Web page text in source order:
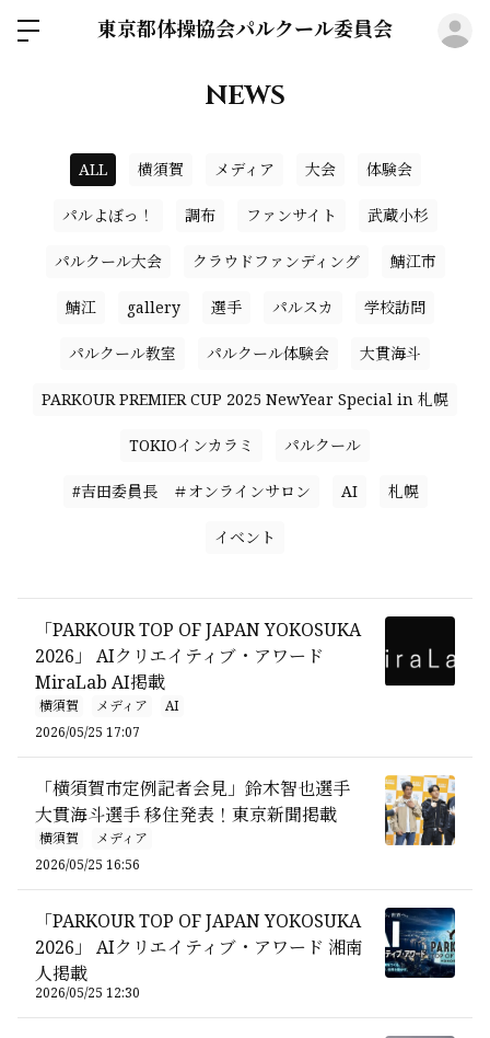
東京都体操協会パルクール委員会
NEWS
ALL 横須賀 メディア 大会 体験会
パルよぼっ！ 調布 ファンサイト 武蔵小杉
パルクール大会 クラウドファンディング 鯖江市
鯖江 gallery 選手 パルスカ 学校訪問
パルクール教室 パルクール体験会 大貫海斗
PARKOUR PREMIER CUP 2025 NewYear Special in 札幌
TOKIOインカラミ パルクール
#吉田委員長 ＃オンラインサロン AI 札幌
イベント
「PARKOUR TOP OF JAPAN YOKOSUKA
2026」 AIクリエイティブ・アワード
MiraLab AI掲載
横須賀 メディア
AI
2026/05/25 17:07
「横須賀市定例記者会見」鈴木智也選手
大貫海斗選手 移住発表！東京新聞掲載
横須賀
メディア
2026/05/25 16:56
「PARKOUR TOP OF JAPAN YOKOSUKA
2026」 AIクリエイティブ・アワード 湘南
人掲載
2026/05/25 12:30